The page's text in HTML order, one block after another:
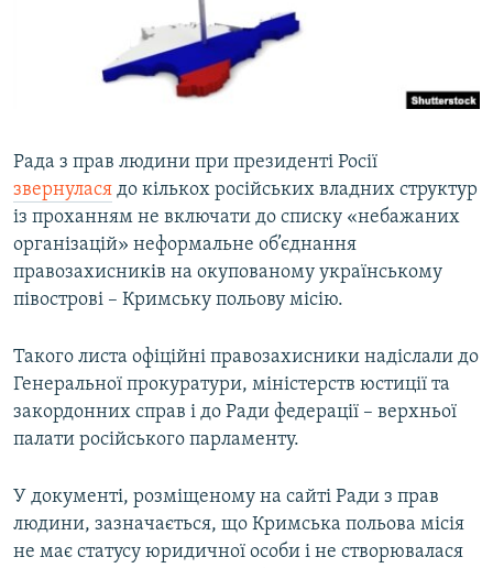
ВІДЕОУРОКИ «ELIFBE»
СВІДЧЕННЯ ОКУПАЦІЇ
УКРАЇНСЬКА ПРОБЛЕМА КРИМУ
Qırımtatar
Усі сайти RFE/RL
Рада з прав людини при президенті Росії
звернулася до кількох російських владних структур
із проханням не включати до списку «небажаних
організацій» неформальне об’єднання
правозахисників на окупованому українському
півострові – Кримську польову місію.
Такого листа офіційні правозахисники надіслали до
Генеральної прокуратури, міністерств юстиції та
закордонних справ і до Ради федерації – верхньої
палати російського парламенту.
У документі, розміщеному на сайті Ради з прав
людини, зазначається, що Кримська польова місія
не має статусу юридичної особи і не створювалася